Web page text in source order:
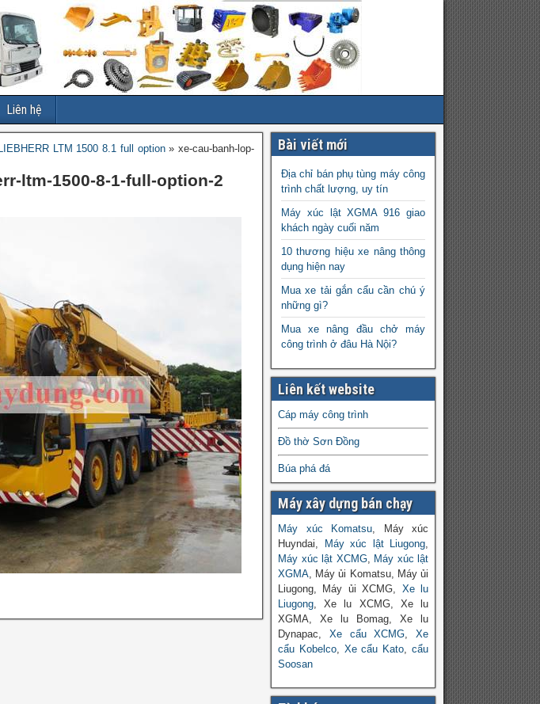
Liên hệ
LTM 1500 8.1 full option»xe-cau-banh-lop-
ltm-1500-8-1-full-option-2
Bài viết mới
Địa chỉ bán phụ tùng máy công
trình chất lượng, uy tín
Máy xúc lật XGMA 916 giao
khách ngày cuối năm
10 thương hiệu xe nâng thông
dụng hiện nay
Mua xe tải gắn cẩu cần chú ý
những gì?
Mua xe nâng đầu chở máy
công trình ở đâu Hà Nội?
Liên kết website
Cáp máy công trình
Đồ thờ Sơn Đồng
Búa phá đá
Máy xây dựng bán chạy
Máy xúc Komatsu, Máy xúc
Huyndai,
Máy xúc lật Liugong,
Máy xúc lật XCMG, Máy xúc lật
XGMA, Máy ủi Komatsu, Máy ủi
Liugong, Máy ủi XCMG, Xe lu
Liugong, Xe lu XCMG, Xe lu
XGMA, Xe lu Bomag, Xe lu
Dynapac, Xe cẩu XCMG, Xe
cẩu Kobelco, Xe cẩu Kato,cẩu
Soosan